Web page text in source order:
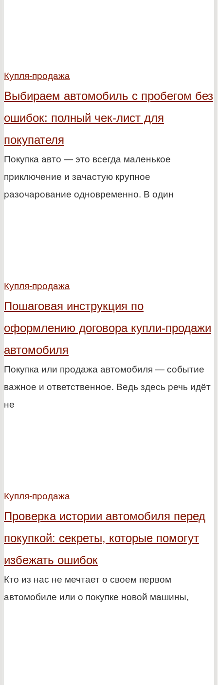
Купля-продажа
Выбираем автомобиль с пробегом без
ошибок: полный чек-лист для
покупателя
Покупка авто — это всегда маленькое
приключение и зачастую крупное
разочарование одновременно. В один
Купля-продажа
Пошаговая инструкция по
оформлению договора купли-продажи
автомобиля
Покупка или продажа автомобиля — событие
важное и ответственное. Ведь здесь речь идёт
не
Купля-продажа
Проверка истории автомобиля перед
покупкой: секреты, которые помогут
избежать ошибок
Кто из нас не мечтает о своем первом
автомобиле или о покупке новой машины,